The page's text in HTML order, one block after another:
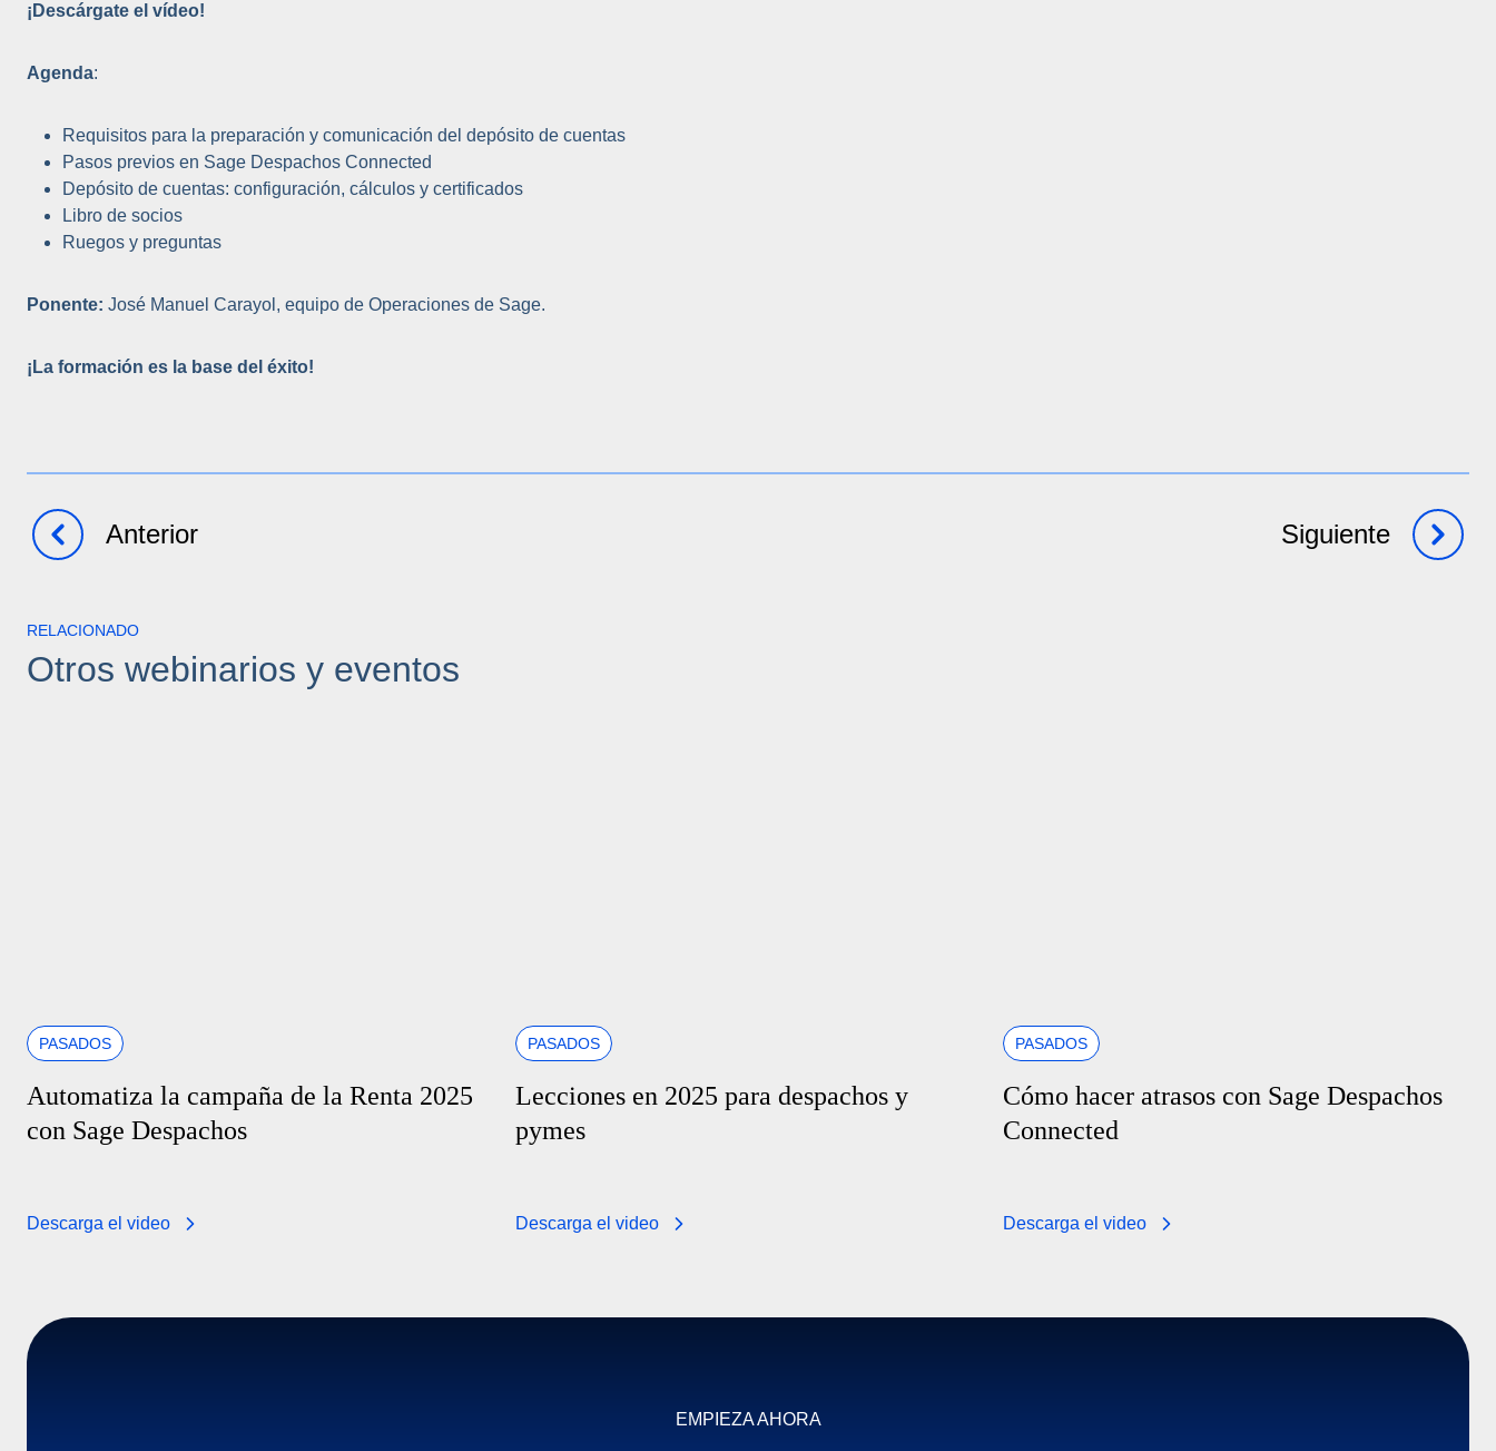
¡Descárgate el vídeo!
Agenda:
Requisitos para la preparación y comunicación del depósito de cuentas
Pasos previos en Sage Despachos Connected
Depósito de cuentas: configuración, cálculos y certificados
Libro de socios
Ruegos y preguntas
Ponente: José Manuel Carayol, equipo de Operaciones de Sage.
¡La formación es la base del éxito!
Anterior Siguiente
RELACIONADO
Otros webinarios y eventos
PASADOS
Automatiza la campaña de la Renta 2025
con Sage Despachos
Descarga el video
PASADOS
Lecciones en 2025 para despachos y
pymes
Descarga el video
PASADOS
Cómo hacer atrasos con Sage Despachos
Connected
Descarga el video
EMPIEZA AHORA